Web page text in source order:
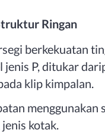
Ringan
berkekuatan
jenis P, ditukar
klip kimpalan.
kotak.